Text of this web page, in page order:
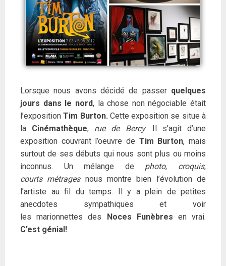
Lorsque nous avons décidé de passer quelques
jours dans le nord, la chose non négociable était
l’expositionTim Burton. Cette exposition se situe à
la Cinémathèque, rue de Bercy. Il s’agit d’une
exposition couvrant l’oeuvre de Tim Burton, mais
surtout de ses débuts qui nous sont plus ou moins
inconnus. Un mélange de photo, croquis,
courts métragesnous montre bien l’évolution de
l’artiste au fil du temps. Il y a plein de petites
anecdotes sympathiques et voir
les marionnettes des Noces Funèbres en vrai.
C’est génial!